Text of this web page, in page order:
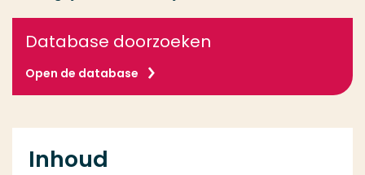
Database doorzoeken
Open de database
Inhoud